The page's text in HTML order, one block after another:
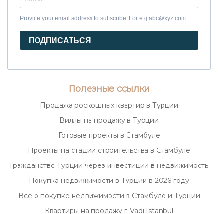
Provide your email address to subscribe. For e.g abc@xyz.com
ПОДПИСАТЬСЯ
Полезные ссылки
Продажа роскошных квартир в Турции
Виллы на продажу в Турции
Готовые проекты в Стамбуле
Проекты на стадии строительства в Стамбуле
Гражданство Турции через инвестиции в недвижимость
Покупка недвижимости в Турции в 2026 году
Всё о покупке недвижимости в Стамбуле и Турции
Квартиры на продажу в Vadi Istanbul